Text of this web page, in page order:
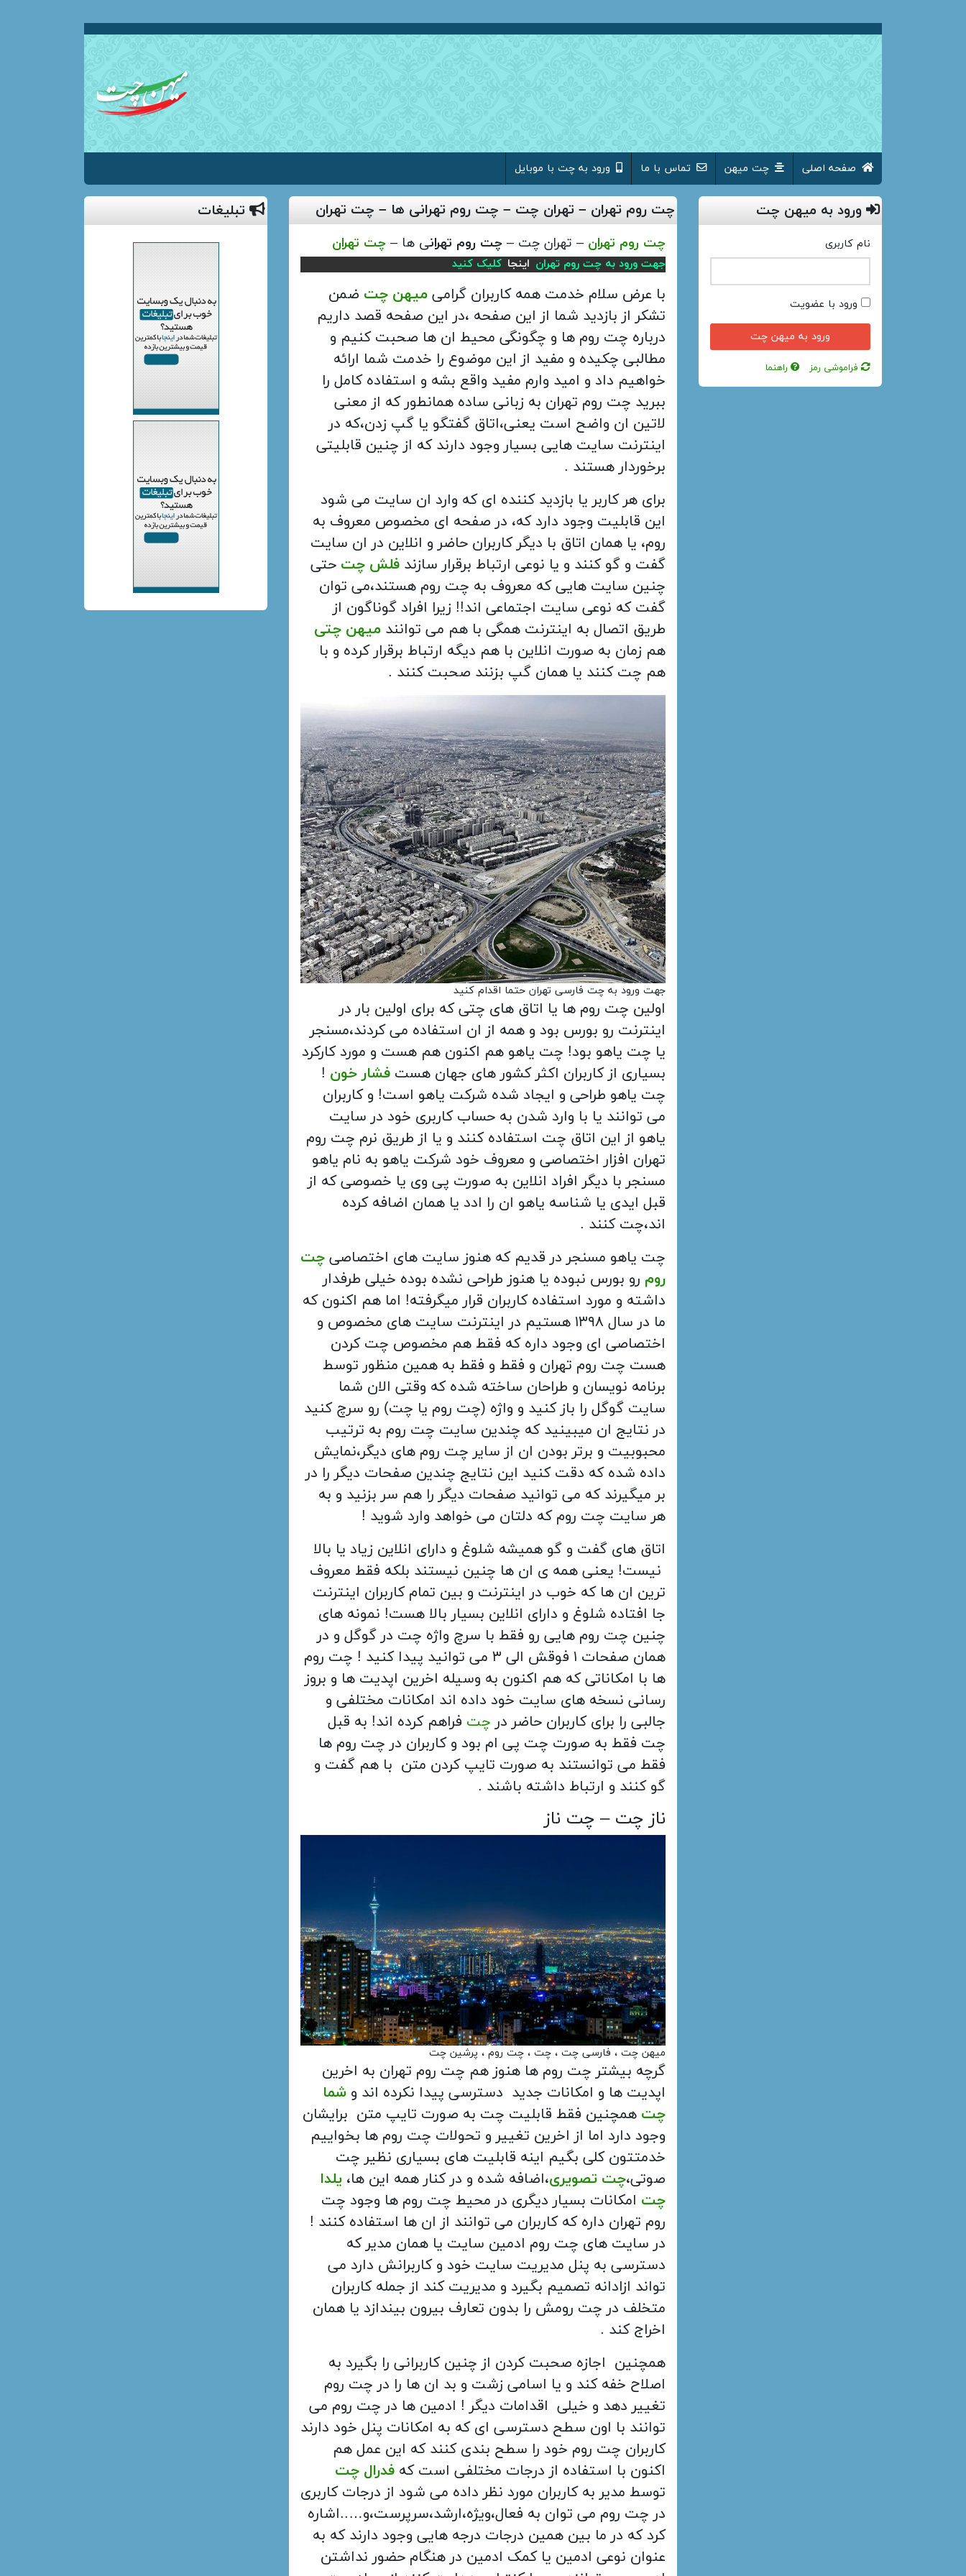
صفحه اصلی چت میهن تماس با ما ورود به چت با موبایل
ورود به میهن چت
نام کاربری
ورود با عضویت
فراموشی رمز راهنما
چت روم تهران – تهران چت – چت روم تهرانی ها – چت تهران
چت روم تهران – تهران چت – چت روم تهرانی ها – چت تهران
جهت ورود به چت روم تهران اینجا کلیک کنید
با عرض سلام خدمت همه کاربران گرامی میهن چت ضمن
تشکر از بازدید شما از این صفحه ،در این صفحه قصد داریم
درباره چت روم ها و چگونگی محیط ان ها صحبت کنیم و
مطالبی چکیده و مفید از این موضوع را خدمت شما ارائه
خواهیم داد و امید وارم مفید واقع بشه و استفاده کامل را
ببرید چت روم تهران به زبانی ساده همانطور که از معنی
لاتین ان واضح است یعنی،اتاق گفتگو یا گپ زدن،که در
اینترنت سایت هایی بسیار وجود دارند که از چنین قابلیتی
برخوردار هستند .
برای هر کاربر یا بازدید کننده ای که وارد ان سایت می شود
این قابلیت وجود دارد که، در صفحه ای مخصوص معروف به
روم، یا همان اتاق با دیگر کاربران حاضر و انلاین در ان سایت
گفت و گو کنند و یا نوعی ارتباط برقرار سازند فلش چت حتی
چنین سایت هایی که معروف به چت روم هستند،می توان
گفت که نوعی سایت اجتماعی اند!! زیرا افراد گوناگون از
طریق اتصال به اینترنت همگی با هم می توانند میهن چتی
هم زمان به صورت انلاین با هم دیگه ارتباط برقرار کرده و با
هم چت کنند یا همان گپ بزنند صحبت کنند .
جهت ورود به چت فارسی تهران حتما اقدام کنید
اولین چت روم ها یا اتاق های چتی که برای اولین بار در
اینترنت رو بورس بود و همه از ان استفاده می کردند،مسنجر
یا چت یاهو بود! چت یاهو هم اکنون هم هست و مورد کارکرد
بسیاری از کاربران اکثر کشور های جهان هست فشار خون !
چت یاهو طراحی و ایجاد شده شرکت یاهو است! و کاربران
می توانند یا با وارد شدن به حساب کاربری خود در سایت
یاهو از این اتاق چت استفاده کنند و یا از طریق نرم چت روم
تهران افزار اختصاصی و معروف خود شرکت یاهو به نام یاهو
مسنجر با دیگر افراد انلاین به صورت پی وی یا خصوصی که از
قبل ایدی یا شناسه یاهو ان را ادد یا همان اضافه کرده
اند،چت کنند .
چت یاهو مسنجر در قدیم که هنوز سایت های اختصاصی چت
روم رو بورس نبوده یا هنوز طراحی نشده بوده خیلی طرفدار
داشته و مورد استفاده کاربران قرار میگرفته! اما هم اکنون که
ما در سال ۱۳۹۸ هستیم در اینترنت سایت های مخصوص و
اختصاصی ای وجود داره که فقط هم مخصوص چت کردن
هست چت روم تهران و فقط و فقط به همین منظور توسط
برنامه نویسان و طراحان ساخته شده که وقتی الان شما
سایت گوگل را باز کنید و واژه (چت روم یا چت) رو سرچ کنید
در نتایج ان میبینید که چندین سایت چت روم به ترتیب
محبوبیت و برتر بودن ان از سایر چت روم های دیگر،نمایش
داده شده که دقت کنید این نتایج چندین صفحات دیگر را در
بر میگیرند که می توانید صفحات دیگر را هم سر بزنید و به
هر سایت چت روم که دلتان می خواهد وارد شوید !
اتاق های گفت و گو همیشه شلوغ و دارای انلاین زیاد یا بالا
نیست! یعنی همه ی ان ها چنین نیستند بلکه فقط معروف
ترین ان ها که خوب در اینترنت و بین تمام کاربران اینترنت
جا افتاده شلوغ و دارای انلاین بسیار بالا هست! نمونه های
چنین چت روم هایی رو فقط با سرچ واژه چت در گوگل و در
همان صفحات ۱ فوقش الی ۳ می توانید پیدا کنید ! چت روم
ها با امکاناتی که هم اکنون به وسیله اخرین اپدیت ها و بروز
رسانی نسخه های سایت خود داده اند امکانات مختلفی و
جالبی را برای کاربران حاضر در چت فراهم کرده اند! به قبل
چت فقط به صورت چت پی ام بود و کاربران در چت روم ها
فقط می توانستند به صورت تایپ کردن متن با هم گفت و
گو کنند و ارتباط داشته باشند .
ناز چت – چت ناز
میهن چت ، فارسی چت ، چت ، چت روم ، پرشین چت
گرچه بیشتر چت روم ها هنوز هم چت روم تهران به اخرین
اپدیت ها و امکانات جدید دسترسی پیدا نکرده اند و شما
چت همچنین فقط قابلیت چت به صورت تایپ متن برایشان
وجود دارد اما از اخرین تغییر و تحولات چت روم ها بخواییم
خدمتتون کلی بگیم اینه قابلیت های بسیاری نظیر چت
صوتی،چت تصویری،اضافه شده و در کنار همه این ها، یلدا
چت امکانات بسیار دیگری در محیط چت روم ها وجود چت
روم تهران داره که کاربران می توانند از ان ها استفاده کنند !
در سایت های چت روم ادمین سایت یا همان مدیر که
دسترسی به پنل مدیریت سایت خود و کاربرانش دارد می
تواند ازادانه تصمیم بگیرد و مدیریت کند از جمله کاربران
متخلف در چت رومش را بدون تعارف بیرون بیندازد یا همان
اخراج کند .
همچنین اجازه صحبت کردن از چنین کاربرانی را بگیرد به
اصلاح خفه کند و یا اسامی زشت و بد ان ها را در چت روم
تغییر دهد و خیلی اقدامات دیگر ! ادمین ها در چت روم می
توانند با اون سطح دسترسی ای که به امکانات پنل خود دارند
کاربران چت روم خود را سطح بندی کنند که این عمل هم
اکنون با استفاده از درجات مختلفی است که فدرال چت
توسط مدیر به کاربران مورد نظر داده می شود از درجات کاربری
در چت روم می توان به فعال،ویژه،ارشد،سرپرست،و…..اشاره
کرد که در ما بین همین درجات درجه هایی وجود دارند که به
عنوان نوعی ادمین یا کمک ادمین در هنگام حضور نداشتن
تبلیغات